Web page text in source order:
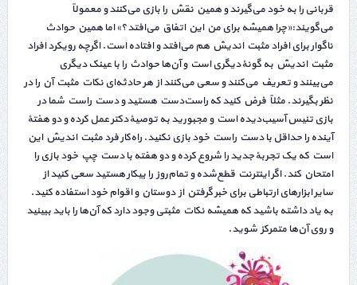
قربانی را به خود می‌گیرند و همین نقش را بازی می‌کنند و معمولاً
می‌گویند:«چرا همیشه برای من این اتفاق می‌افتد؟» اما همین حوادث
ناگوار برای افراد مثبت اندیش هم می‌افتد و افتاده است. اگرچه رویکرد افراد
مثبت اندیش به گونهٔ دیگری است و آن‌ها حوادث را با عینک دیگری
می‌بینند و تعریف می‌کنند و سعی می‌کنند از هر حادثه‌ای نکات مثبت آن را در
نظر بگیرند. مثلاً فرض کنید که راست‌دست هستید و دست راست شما در
بازی تنیس آسیب‌دیده است و مجبورید به توصیهٔ دکتر عمل کرده و دو هفتهٔ
آینده را حداقل با دست راست خود بازی نکنید. راه‌کار فرد مثبت اندیش این
است که یک تجربهٔ جدید را شروع کرده و دو هفته با دست چپ خود بازی را
امتحان کند. اگر اینترنت قطع‌شده و تمام‌روز را بیکار هستید سعی کنید از
سایر ابزارهای ارتباطی برای خبر گرفتن از دوستان و اقوام خود استفاده کنید.
به یاد داشته باشید که همیشه نکات مثبتی وجود دارد که آن‌ها را باید ببینید
و روی آن‌ها متمرکز شوید.